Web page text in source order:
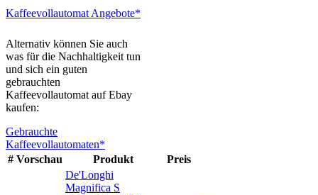
Kaffeevollautomat Angebote*
Alternativ können Sie auch
was für die Nachhaltigkeit tun
und sich ein guten
gebrauchten
Kaffeevollautomat auf Ebay
kaufen:
Gebrauchte
Kaffeevollautomaten*
# Vorschau Produkt Preis
De'Longhi
Magnifica S